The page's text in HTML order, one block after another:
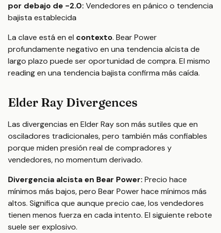
por debajo de -2.0: Vendedores en pánico o tendencia
bajista establecida
La clave está en el contexto. Bear Power
profundamente negativo en una tendencia alcista de
largo plazo puede ser oportunidad de compra. El mismo
reading en una tendencia bajista confirma más caída.
Elder Ray Divergences
Las divergencias en Elder Ray son más sutiles que en
osciladores tradicionales, pero también más confiables
porque miden presión real de compradores y
vendedores, no momentum derivado.
Divergencia alcista en Bear Power: Precio hace
mínimos más bajos, pero Bear Power hace mínimos más
altos. Significa que aunque precio cae, los vendedores
tienen menos fuerza en cada intento. El siguiente rebote
suele ser explosivo.